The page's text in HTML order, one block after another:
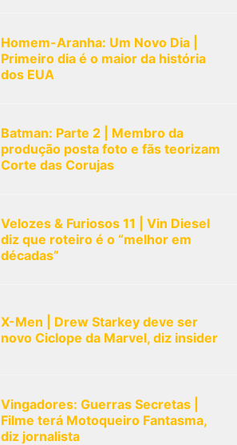
Homem-Aranha: Um Novo Dia |
Primeiro dia é o maior da história
dos EUA
Batman: Parte 2 | Membro da
produção posta foto e fãs teorizam
Corte das Corujas
Velozes & Furiosos 11 | Vin Diesel
diz que roteiro é o “melhor em
décadas”
X-Men | Drew Starkey deve ser
novo Ciclope da Marvel, diz insider
Vingadores: Guerras Secretas |
Filme terá Motoqueiro Fantasma,
diz jornalista